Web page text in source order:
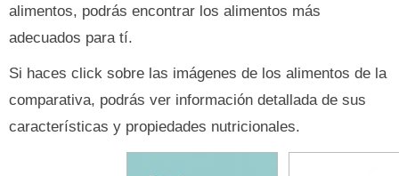
alimentos, podrás encontrar los alimentos más
adecuados para tí.
Si haces click sobre las imágenes de los alimentos de la
comparativa, podrás ver información detallada de sus
características y propiedades nutricionales.